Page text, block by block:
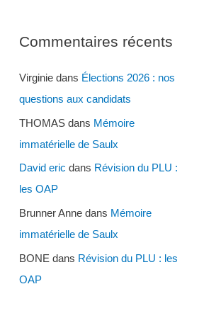
Commentaires récents
Virginie dans Élections 2026 : nos
questions aux candidats
THOMAS dans Mémoire
immatérielle de Saulx
David eric dans Révision du PLU :
les OAP
Brunner Anne dans Mémoire
immatérielle de Saulx
BONE dans Révision du PLU : les
OAP